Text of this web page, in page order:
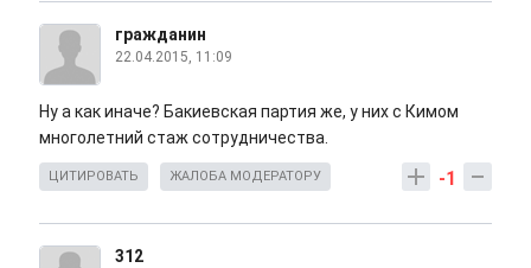
гражданин
22.04.2015, 11:09
Ну а как иначе? Бакиевская партия же, у них с Кимом
многолетний стаж сотрудничества.
-1
ЦИТИРОВАТЬ ЖАЛОБА МОДЕРАТОРУ
312